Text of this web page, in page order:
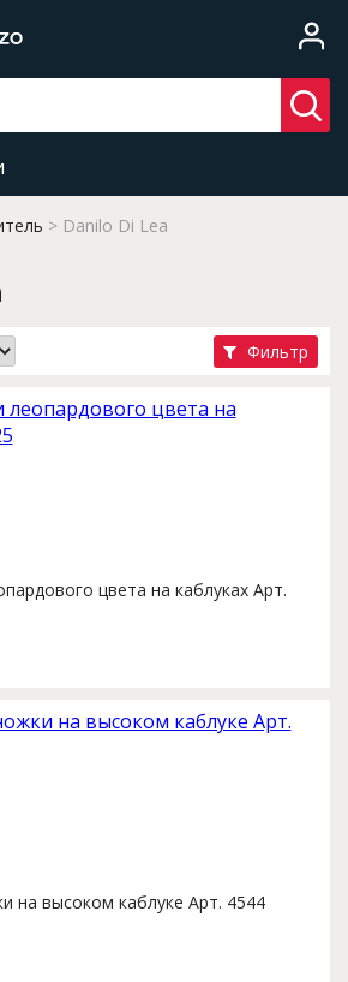
Danilo Di Lea
Фильтр
цвета на каблуках Арт.
на высоком каблуке Арт. 4544